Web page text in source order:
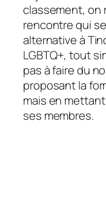
classement, on
rencontre qui
alternative à
LGBTQ+, tout
pas à faire du
proposant la
mais en
ses membres.